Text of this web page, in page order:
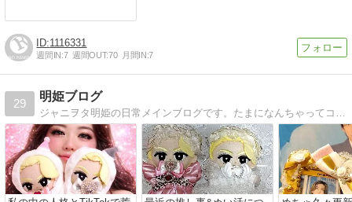
1116331
週間IN:7 週間OUT:70 月間IN:7
29
明姫ブログ
ジャニヲタ明姫の日常メインブログです。たまになんちゃってコラム？や毒舌？もあります。